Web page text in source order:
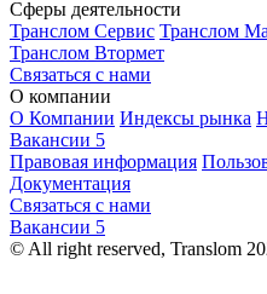
Сферы деятельности
Транслом Сервис Транслом
Транслом Втормет
Связаться с нами
О компании
О Компании Индексы рынка
Вакансии 5
Правовая информация
Документация
Связаться с нами
Вакансии 5
© All right reserved, Translom